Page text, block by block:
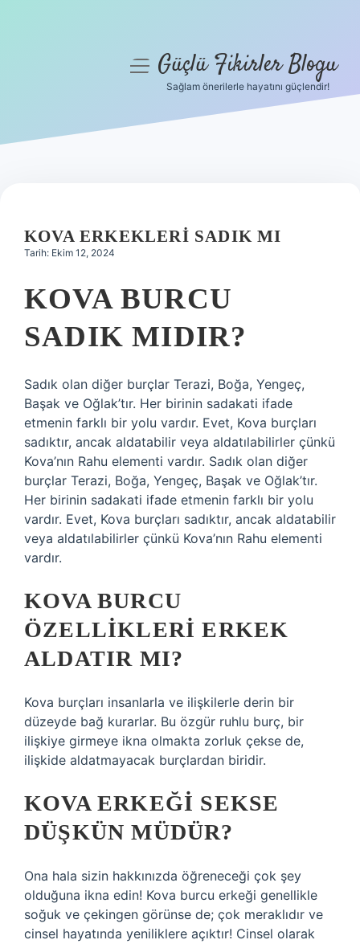
Hakkımızda
menüyüGüçlü Fikirler Blogu
Sağlam önerilerle hayatını güçlendir!
KOVA ERKEKLERI SADIK MI
Tarih: Ekim 12, 2024
KOVA BURCU
SADIK MIDIR?
Sadık olan diğer burçlar Terazi, Boğa, Yengeç,
Başak ve Oğlak’tır. Her birinin sadakati ifade
etmenin farklı bir yolu vardır. Evet, Kova burçları
sadıktır, ancak aldatabilir veya aldatılabilirler çünkü
Kova’nın Rahu elementi vardır. Sadık olan diğer
burçlar Terazi, Boğa, Yengeç, Başak ve Oğlak’tır.
Her birinin sadakati ifade etmenin farklı bir yolu
vardır. Evet, Kova burçları sadıktır, ancak aldatabilir
veya aldatılabilirler çünkü Kova’nın Rahu elementi
vardır.
KOVA BURCU
ÖZELLIKLERI ERKEK
ALDATIR MI?
Kova burçları insanlarla ve ilişkilerle derin bir
düzeyde bağ kurarlar. Bu özgür ruhlu burç, bir
ilişkiye girmeye ikna olmakta zorluk çekse de,
ilişkide aldatmayacak burçlardan biridir.
KOVA ERKEĞI SEKSE
DÜŞKÜN MÜDÜR?
Ona hala sizin hakkınızda öğreneceği çok şey
olduğuna ikna edin! Kova burcu erkeği genellikle
soğuk ve çekingen görünse de; çok meraklıdır ve
cinsel hayatında yeniliklere açıktır! Cinsel olarak